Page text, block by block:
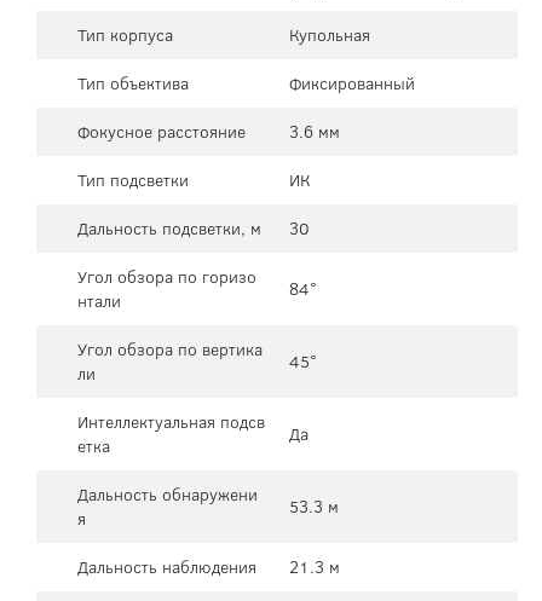
Тип корпуса
Купольная
Тип объектива
Фиксированный
Фокусное расстояние
3.6 мм
Тип подсветки
ИК
Дальность подсветки, м
30
Угол обзора по горизо
нтали
84°
Угол обзора по вертика
ли
45°
Интеллектуальная подсв
етка
Да
Дальность обнаружени
я
53.3 м
Дальность наблюдения
21.3 м